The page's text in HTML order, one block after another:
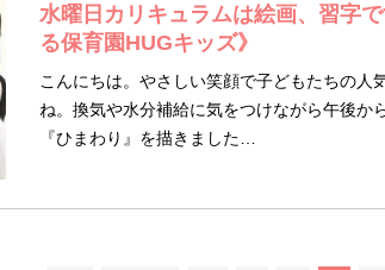
水曜日カリキュラムは絵画、習字
る保育園HUGキッズ》
こんにちは。やさしい笑顔で子どもたちの
ね。換気や水分補給に気をつけながら午後か
『ひまわり』を描きました…